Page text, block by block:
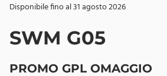
Disponibile fino al 31 agosto 2026
SWM G05
PROMO GPL OMAGGIO